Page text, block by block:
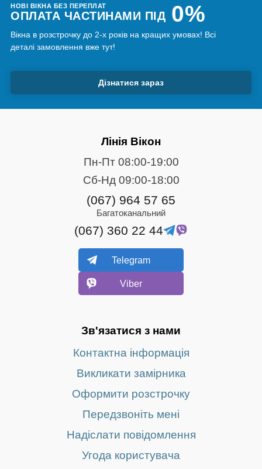
НОВІ ВІКНА БЕЗ ПЕРЕПЛАТ
ОПЛАТА ЧАСТИНАМИ ПІД 0%
Вікна в розстрочку до 2-х років на кращих умовах! Всі
деталі замовлення вже тут!
Дізнатися зараз
Лінія Вікон
Пн-Пт 08:00-19:00
Сб-Нд 09:00-18:00
(067) 964 57 65
Багатоканальний
(067) 360 22 44
Telegram
Viber
Зв'язатися з нами
Контактна інформація
Викликати замірника
Оформити розстрочку
Передзвоніть мені
Надіслати повідомлення
Угода користувача